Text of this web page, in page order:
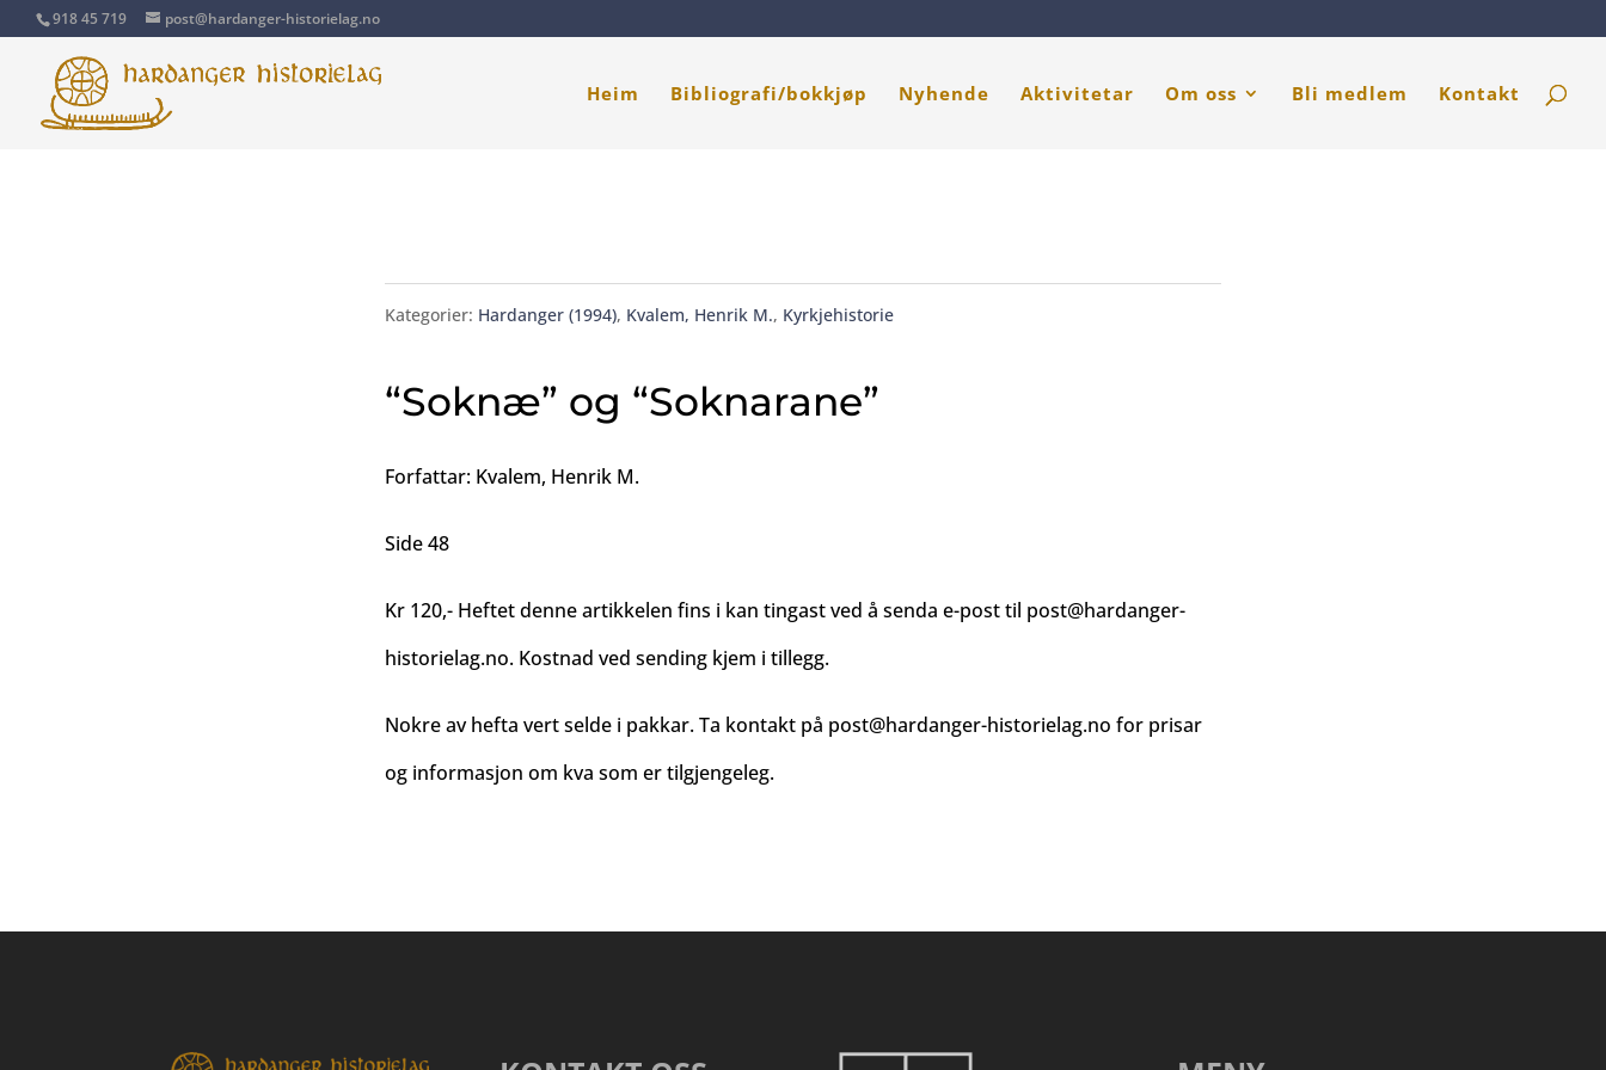
918 45 719 post@hardanger-historielag.no
Heim Bibliografi/bokkjøp Nyhende Aktivitetar Om oss Bli medlem Kontakt
Kategorier: Hardanger (1994), Kvalem, Henrik M., Kyrkjehistorie
“Soknæ” og “Soknarane”
Forfattar: Kvalem, Henrik M.
Side 48
Kr 120,- Heftet denne artikkelen fins i kan tingast ved å senda e-post til post@hardanger-
historielag.no. Kostnad ved sending kjem i tillegg.
Nokre av hefta vert selde i pakkar. Ta kontakt på post@hardanger-historielag.no for prisar
og informasjon om kva som er tilgjengeleg.